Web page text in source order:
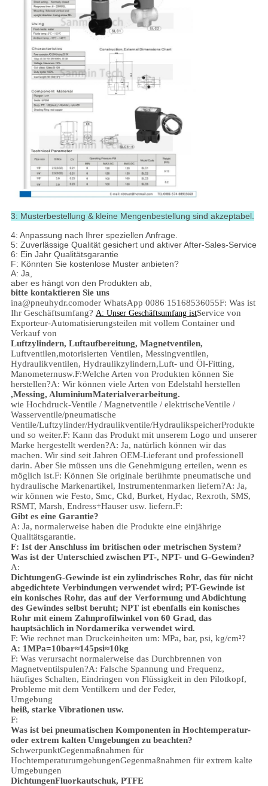
3: Musterbestellung & kleine Mengenbestellung sind akzeptabel.
4: Anpassung nach Ihrer speziellen Anfrage.
5: Zuverlässige Qualität gesichert und aktiver After-Sales-Service
6: Ein Jahr Qualitätsgarantie
F: Könnten Sie kostenlose Muster anbieten?
A: Ja,
aber es hängt von den Produkten ab,
bitte kontaktieren Sie uns
ina@pneuhydr.comoder WhatsApp 0086 15168536055F: Was ist
Ihr Geschäftsumfang? A: Unser Geschäftsumfang istService von
Exporteur-Automatisierungsteilen mit vollem Container und
Verkauf von
Luftzylindern, Luftaufbereitung, Magnetventilen,
Luftventilen,motorisierten Ventilen, Messingventilen,
Hydraulikventilen, Hydraulikzylindern,Luft- und Öl-Fitting,
Manometernusw.F:Welche Arten von Produkten können Sie
herstellen?A: Wir können viele Arten von Edelstahl herstellen
,Messing, AluminiumMaterialverarbeitung.
wie Hochdruck-Ventile / Magnetventile / elektrischeVentile /
Wasserventile/pneumatische
Ventile/Luftzylinder/Hydraulikventile/HydraulikspeicherProdukte
und so weiter.F: Kann das Produkt mit unserem Logo und unserer
Marke hergestellt werden?A: Ja, natürlich können wir das
machen. Wir sind seit Jahren OEM-Lieferant und professionell
darin. Aber Sie müssen uns die Genehmigung erteilen, wenn es
möglich ist.F: Können Sie originale berühmte pneumatische und
hydraulische Markenartikel, Instrumentenmarken liefern?A: Ja,
wir können wie Festo, Smc, Ckd, Burket, Hydac, Rexroth, SMS,
RSMT, Marsh, Endress+Hauser usw. liefern.F:
Gibt es eine Garantie?
A: Ja, normalerweise haben die Produkte eine einjährige
Qualitätsgarantie.
F: Ist der Anschluss im britischen oder metrischen System?
Was ist der Unterschied zwischen PT-, NPT- und G-Gewinden?
A:
DichtungenG-Gewinde ist ein zylindrisches Rohr, das für nicht
abgedichtete Verbindungen verwendet wird; PT-Gewinde ist
ein konisches Rohr, das auf der Verformung und Abdichtung
des Gewindes selbst beruht; NPT ist ebenfalls ein konisches
Rohr mit einem Zahnprofilwinkel von 60 Grad, das
hauptsächlich in Nordamerika verwendet wird.
F: Wie rechnet man Druckeinheiten um: MPa, bar, psi, kg/cm²?
A: 1MPa=10bar≈145psi≈10kg
F: Was verursacht normalerweise das Durchbrennen von
Magnetventilspulen?A: Falsche Spannung und Frequenz,
häufiges Schalten, Eindringen von Flüssigkeit in den Pilotkopf,
Probleme mit dem Ventilkern und der Feder,
Umgebung
heiß, starke Vibrationen usw.
F:
Was ist bei pneumatischen Komponenten in Hochtemperatur-
oder extrem kalten Umgebungen zu beachten?
SchwerpunktGegenmaßnahmen für
HochtemperaturumgebungenGegenmaßnahmen für extrem kalte
Umgebungen
DichtungenFluorkautschuk, PTFE